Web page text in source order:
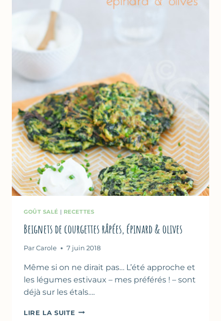
GOÛT SALÉ | RECETTES
Beignets de courgettes râpées, épinard & olives
Par Carole 7 juin 2018
Même si on ne dirait pas… L’été approche et
les légumes estivaux – mes préférés ! – sont
déjà sur les étals….
LIRE LA SUITE BEIGNETS